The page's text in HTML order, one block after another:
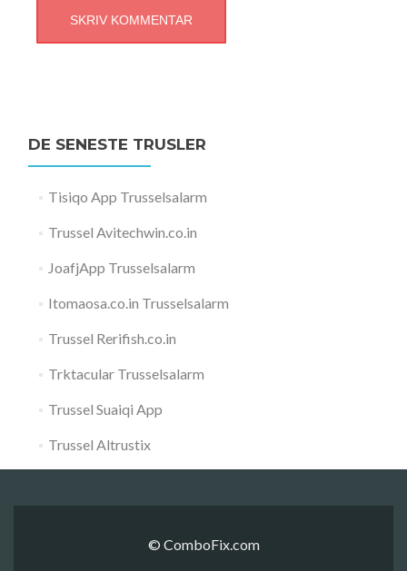
DE SENESTE TRUSLER
Tisiqo App Trusselsalarm
Trussel Avitechwin.co.in
JoafjApp Trusselsalarm
Itomaosa.co.in Trusselsalarm
Trussel Rerifish.co.in
Trktacular Trusselsalarm
Trussel Suaiqi App
Trussel Altrustix
© ComboFix.com